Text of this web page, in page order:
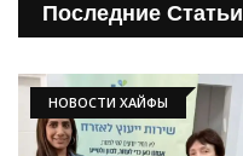
Последние Статьи
НОВОСТИ ХАЙФЫ